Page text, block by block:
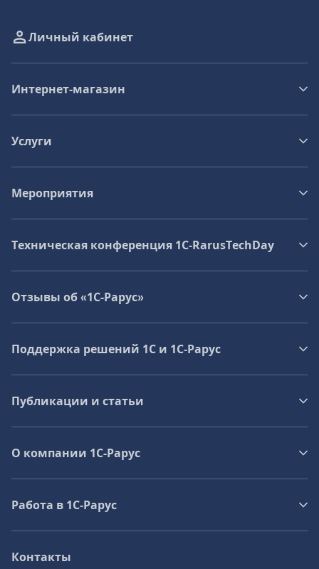
Личный кабинет
Интернет-магазин
Услуги
Мероприятия
Техническая конференция 1C‑RarusTechDay
Отзывы об «1С-Рарус»
Поддержка решений 1С и 1С‑Рарус
Публикации и статьи
О компании 1C-Рарус
Работа в 1С‑Рарус
Контакты